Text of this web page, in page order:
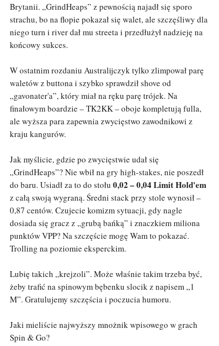
Brytanii. „GrindHeaps” z pewnością najadł się sporo
strachu, bo na flopie pokazał się walet, ale szczęśliwy dla
niego turn i river dał mu streeta i przedłużył nadzieję na
końcowy sukces.
W ostatnim rozdaniu Australijczyk tylko zlimpował parę
waletów z buttona i szybko sprawdził shove od
„gavonater'a”, który miał na ręku parę trójek. Na
finałowym boardzie – TK2KK – oboje kompletują fulla,
ale wyższa para zapewnia zwycięstwo zawodnikowi z
kraju kangurów.
Jak myślicie, gdzie po zwycięstwie udał się
„GrindHeaps”? Nie wbił na gry high-stakes, nie poszedł
do baru. Usiadł za to do stołu 0,02 – 0,04 Limit Hold'em
z całą swoją wygraną. Średni stack przy stole wynosił –
0,87 centów. Czujecie komizm sytuacji, gdy nagle
dosiada się gracz z „grubą bańką” i znaczkiem miliona
punktów VPP? Na szczęście mogę Wam to pokazać.
Trolling na poziomie eksperckim.
Lubię takich „krejzoli”. Może właśnie takim trzeba być,
żeby trafić na spinowym bębenku slocik z napisem „1
M”. Gratulujemy szczęścia i poczucia humoru.
Jaki mieliście najwyższy mnożnik wpisowego w grach
Spin & Go?